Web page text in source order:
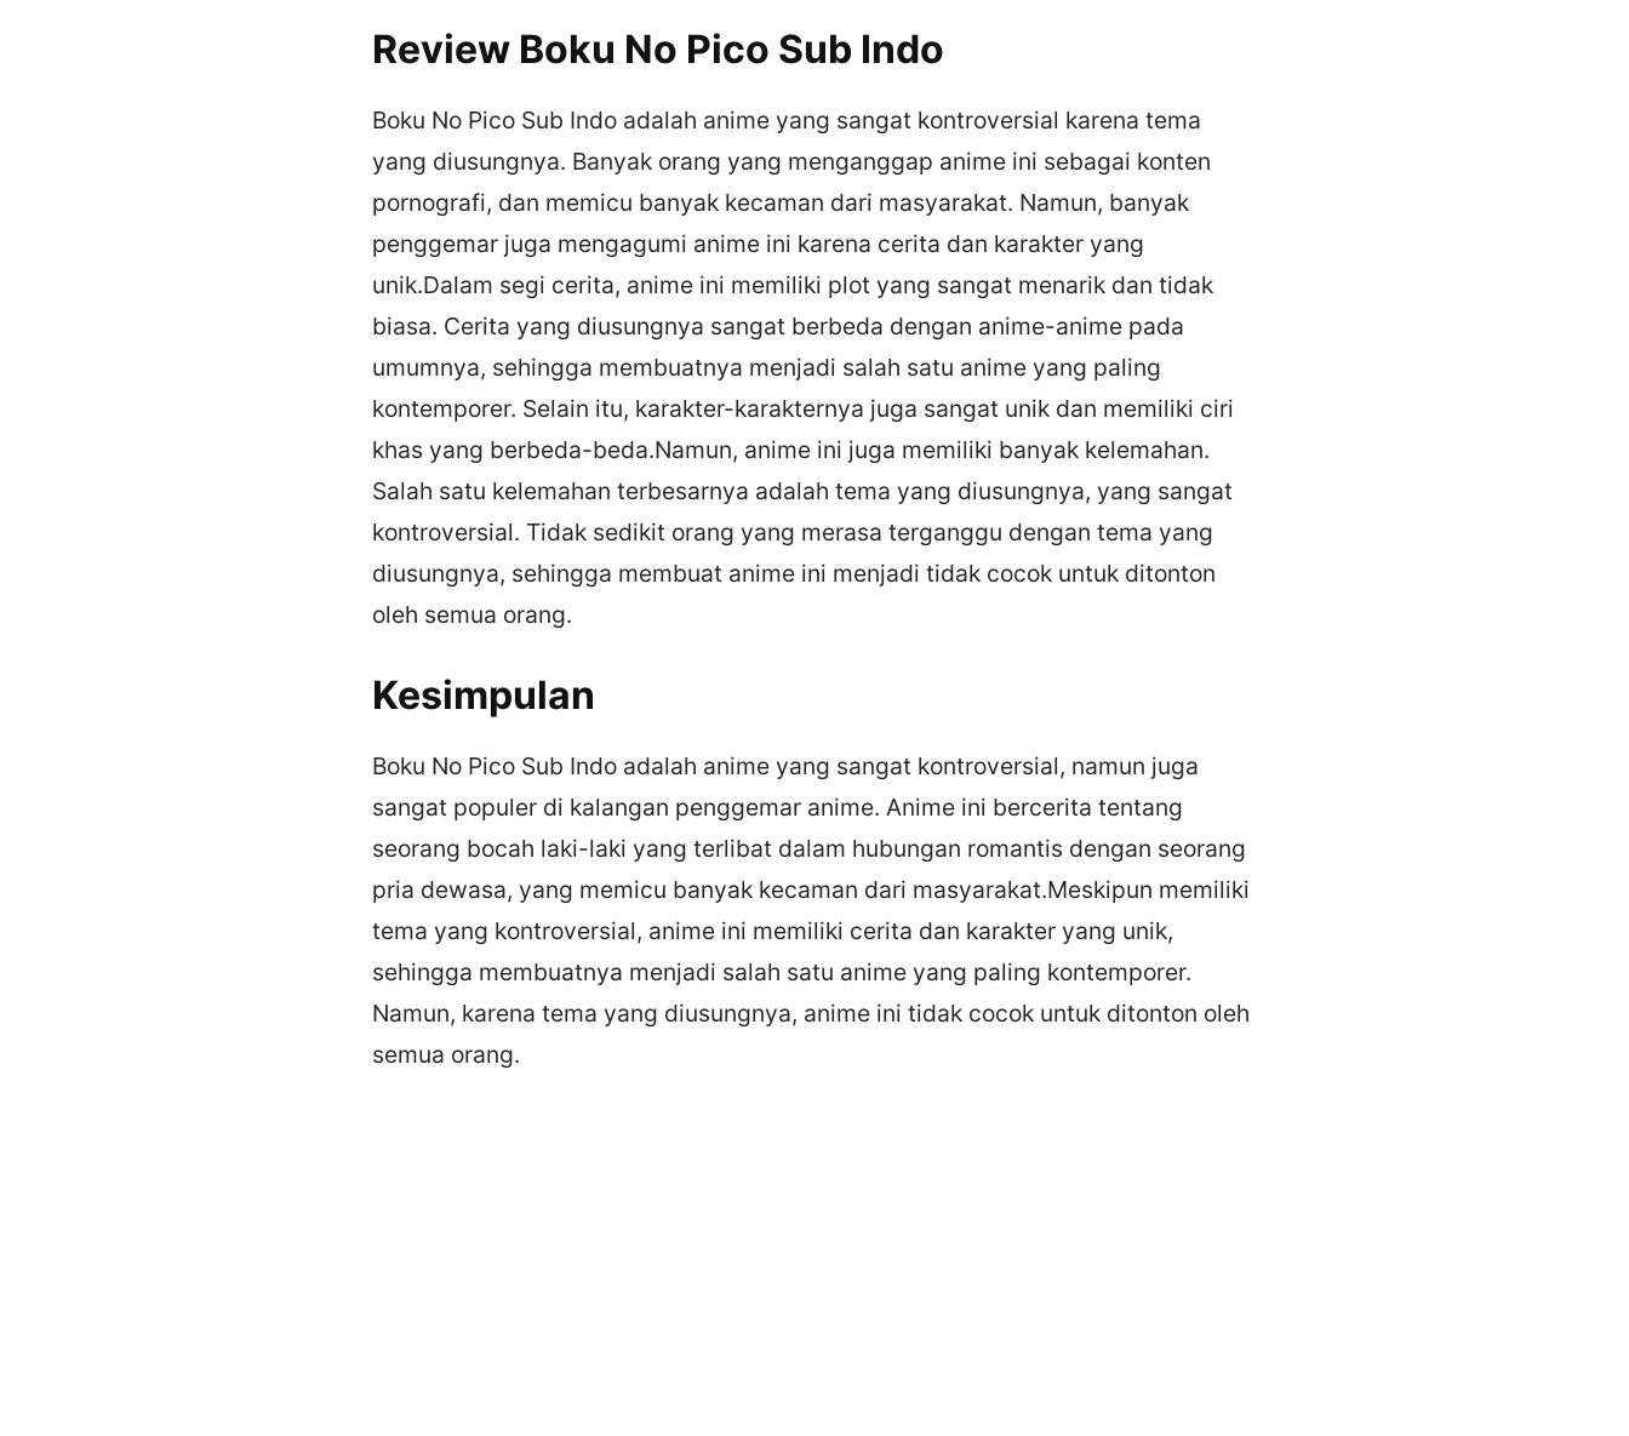
Review Boku No Pico Sub Indo
Boku No Pico Sub Indo adalah anime yang sangat kontroversial karena tema
yang diusungnya. Banyak orang yang menganggap anime ini sebagai konten
pornografi, dan memicu banyak kecaman dari masyarakat. Namun, banyak
penggemar juga mengagumi anime ini karena cerita dan karakter yang
unik.Dalam segi cerita, anime ini memiliki plot yang sangat menarik dan tidak
biasa. Cerita yang diusungnya sangat berbeda dengan anime-anime pada
umumnya, sehingga membuatnya menjadi salah satu anime yang paling
kontemporer. Selain itu, karakter-karakternya juga sangat unik dan memiliki ciri
khas yang berbeda-beda.Namun, anime ini juga memiliki banyak kelemahan.
Salah satu kelemahan terbesarnya adalah tema yang diusungnya, yang sangat
kontroversial. Tidak sedikit orang yang merasa terganggu dengan tema yang
diusungnya, sehingga membuat anime ini menjadi tidak cocok untuk ditonton
oleh semua orang.
Kesimpulan
Boku No Pico Sub Indo adalah anime yang sangat kontroversial, namun juga
sangat populer di kalangan penggemar anime. Anime ini bercerita tentang
seorang bocah laki-laki yang terlibat dalam hubungan romantis dengan seorang
pria dewasa, yang memicu banyak kecaman dari masyarakat.Meskipun memiliki
tema yang kontroversial, anime ini memiliki cerita dan karakter yang unik,
sehingga membuatnya menjadi salah satu anime yang paling kontemporer.
Namun, karena tema yang diusungnya, anime ini tidak cocok untuk ditonton oleh
semua orang.